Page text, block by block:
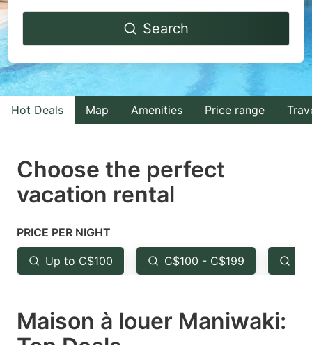
Navigate
to
interact
with
the
select
a
Press
the
question
key
Navigate
to
interact
with
the
select
the
question
key
Search
Hot Deals Map Amenities Price range
Choose the perfect
vacation rental
PRICE PER NIGHT
Up to C$100 C$100 - C$199
Maison à louer Maniwaki: